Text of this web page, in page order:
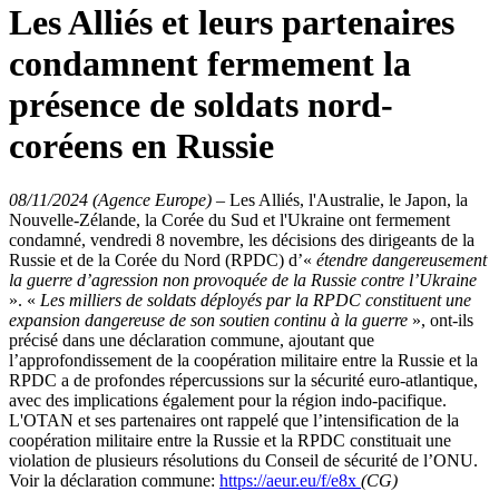
Les Alliés et leurs partenaires
condamnent fermement la
présence de soldats nord-
coréens en Russie
08/11/2024 (Agence Europe) – Les Alliés, l'Australie, le Japon, la
Nouvelle-Zélande, la Corée du Sud et l'Ukraine ont fermement
condamné, vendredi 8 novembre, les décisions des dirigeants de la
Russie et de la Corée du Nord (RPDC) d’« étendre dangereusement
la guerre d’agression non provoquée de la Russie contre l’Ukraine
». « Les milliers de soldats déployés par la RPDC constituent une
expansion dangereuse de son soutien continu à la guerre », ont-ils
précisé dans une déclaration commune, ajoutant que
l’approfondissement de la coopération militaire entre la Russie et la
RPDC a de profondes répercussions sur la sécurité euro-atlantique,
avec des implications également pour la région indo-pacifique.
L'OTAN et ses partenaires ont rappelé que l’intensification de la
coopération militaire entre la Russie et la RPDC constituait une
violation de plusieurs résolutions du Conseil de sécurité de l’ONU.
Voir la déclaration commune: https://aeur.eu/f/e8x (CG)